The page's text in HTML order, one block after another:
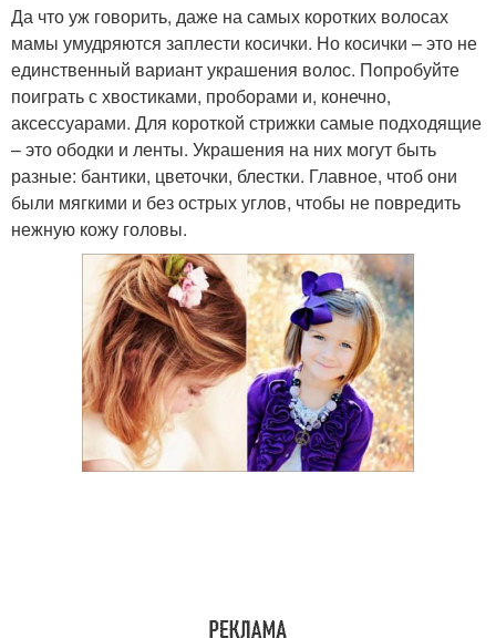
Да что уж говорить, даже на самых коротких волосах
мамы умудряются заплести косички. Но косички – это не
единственный вариант украшения волос. Попробуйте
поиграть с хвостиками, проборами и, конечно,
аксессуарами. Для короткой стрижки самые подходящие
– это ободки и ленты. Украшения на них могут быть
разные: бантики, цветочки, блестки. Главное, чтоб они
были мягкими и без острых углов, чтобы не повредить
нежную кожу головы.